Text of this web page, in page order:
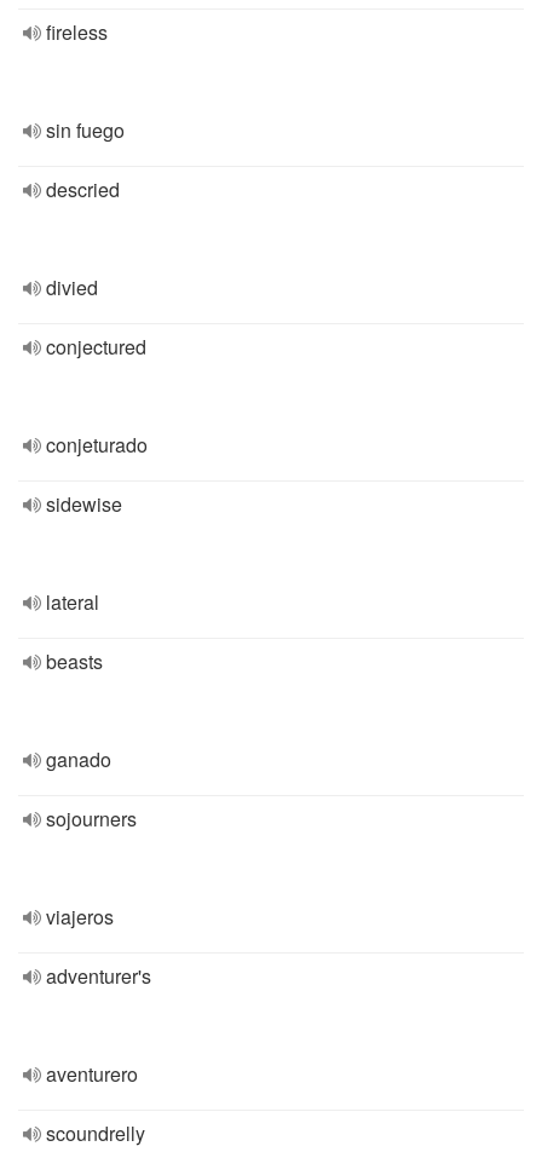
fireless
sin fuego
descried
divied
conjectured
conjeturado
sidewise
lateral
beasts
ganado
sojourners
viajeros
adventurer's
aventurero
scoundrelly